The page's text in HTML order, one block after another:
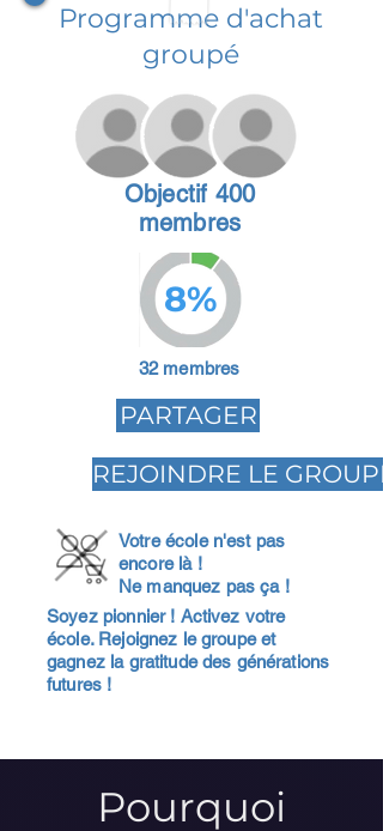
Programme d'achat
groupé
Objectif 400
membres
8%
32 membres
PARTAGER
REJOINDRE LE GROUPE
Votre école n'est pas
encore là !
Ne manquez pas ça !
Soyez pionnier ! Activez votre
école. Rejoignez le groupe et
gagnez la gratitude des générations
futures !
Pourquoi